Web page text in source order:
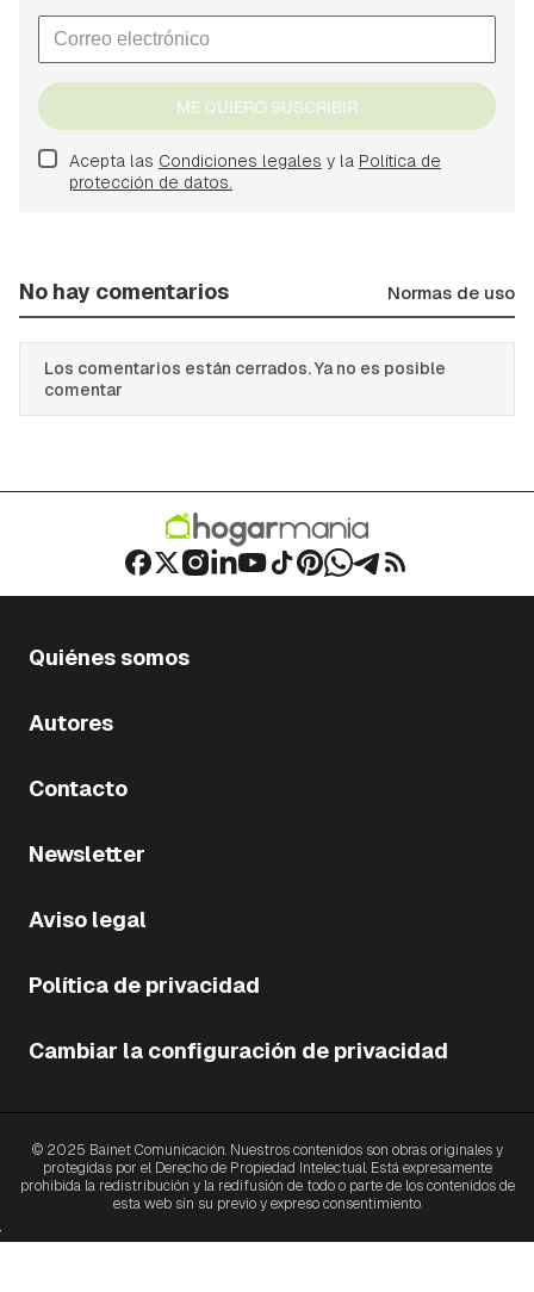
ME QUIERO SUSCRIBIR
Acepta las Condiciones legales y la Política de
protección de datos.
No hay comentarios Normas de uso
Los comentarios están cerrados. Ya no es posible
comentar
Quiénes somos
Autores
Contacto
Newsletter
Aviso legal
Política de privacidad
Cambiar la configuración de privacidad
© 2025 Bainet Comunicación. Nuestros contenidos son obras originales y
protegidas por el Derecho de Propiedad Intelectual. Está expresamente
prohibida la redistribución y la redifusión de todo o parte de los contenidos de
esta web sin su previo y expreso consentimiento.